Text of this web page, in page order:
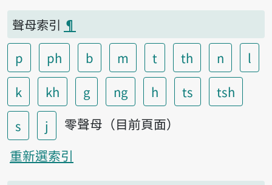
聲母索引 ¶
p
ph b m t th n
l
k
kh g ng h ts
tsh
s
j
零聲母（目前頁面）
重新選索引